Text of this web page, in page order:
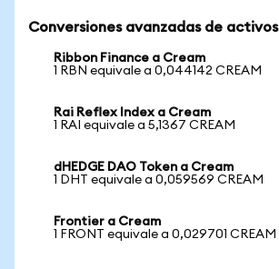
Conversiones avanzadas de activos
Ribbon Finance a Cream
1 RBN equivale a 0,044142 CREAM
Rai Reflex Index a Cream
1 RAI equivale a 5,1367 CREAM
dHEDGE DAO Token a Cream
1 DHT equivale a 0,059569 CREAM
Frontier a Cream
1 FRONT equivale a 0,029701 CREAM